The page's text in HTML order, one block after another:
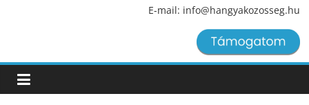
E-mail: info@hangyakozosseg.hu